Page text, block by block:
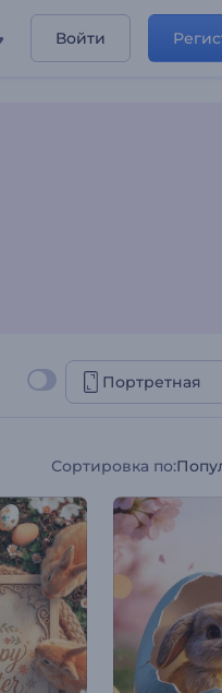
Войти
Портретная
Сортировка по: